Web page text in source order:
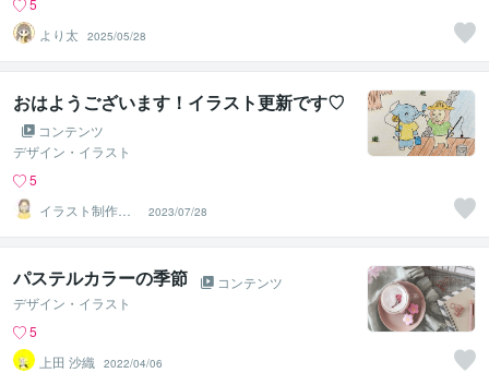
5
より太
2025/05/28
おはようございます！イラスト更新です♡
コンテンツ
デザイン・イラスト
5
イラスト制作所
はれ
2023/07/28
パステルカラーの季節
コンテンツ
デザイン・イラスト
5
上田 沙織
2022/04/06